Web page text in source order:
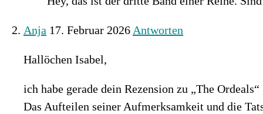
Anja 17. Februar 2026 Antworten
Hallöchen Isabel,
ich habe gerade dein Rezension zu „The
Das Aufteilen seiner Aufmerksamkeit und die